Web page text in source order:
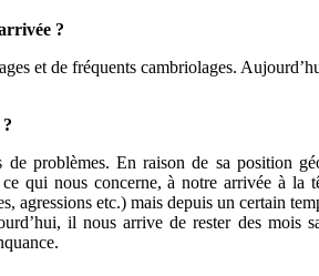
?
et de fréquents cambriolages.
problèmes. En raison de sa position
qui nous concerne, à notre arrivée à
etc.) mais depuis un certain
il nous arrive de rester des mois